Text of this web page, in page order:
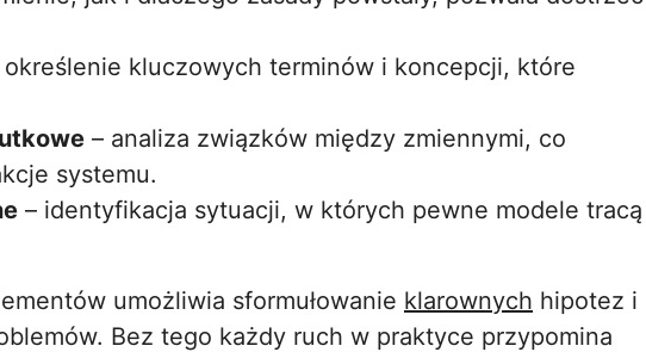
określenie kluczowych terminów i koncepcji, które
– analiza związków między zmiennymi, co
systemu.
– identyfikacja sytuacji, w których pewne modele tracą
umożliwia sformułowanie klarownych hipotez i
Bez tego każdy ruch w praktyce przypomina